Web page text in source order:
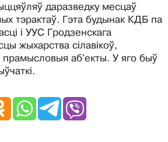
даразведку месцаў
тэрактаў. Гэта будынак КДБ па
і УУС Гродзенскага
жыхарства сілавікоў,
прамысловыя аб'екты. У яго быў